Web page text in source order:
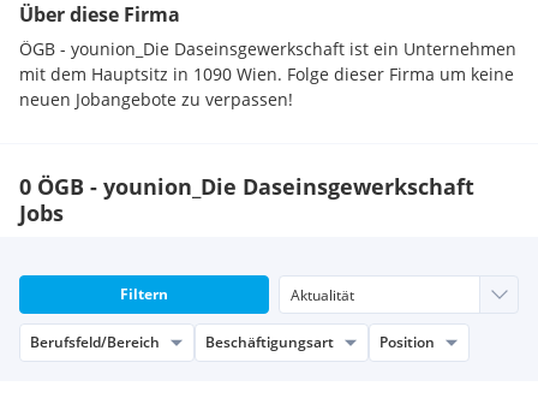
Über diese Firma
ÖGB - younion_Die Daseinsgewerkschaft ist ein Unternehmen
mit dem Hauptsitz in 1090 Wien. Folge dieser Firma um keine
neuen Jobangebote zu verpassen!
0 ÖGB - younion_Die Daseinsgewerkschaft
Jobs
Filtern
Berufsfeld/Bereich Beschäftigungsart Position